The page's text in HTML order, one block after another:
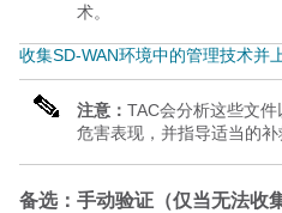
术。
收集SD-WAN环境中的管理技术并
注意： TAC会分析这些文
危害表现，并指导适当的补
备选：手动验证（仅当无法收